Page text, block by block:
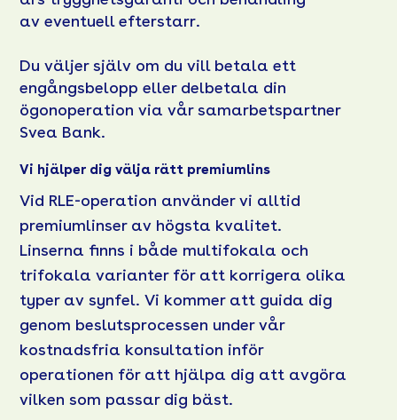
av eventuell efterstarr.
Du väljer själv om du vill betala ett
engångsbelopp eller delbetala din
ögonoperation via vår samarbetspartner
Svea Bank.
Vi hjälper dig välja rätt premiumlins
Vid RLE-operation använder vi alltid
premiumlinser av högsta kvalitet.
Linserna finns i både multifokala och
trifokala varianter för att korrigera olika
typer av synfel. Vi kommer att guida dig
genom beslutsprocessen under vår
kostnadsfria konsultation inför
operationen för att hjälpa dig att avgöra
vilken som passar dig bäst.